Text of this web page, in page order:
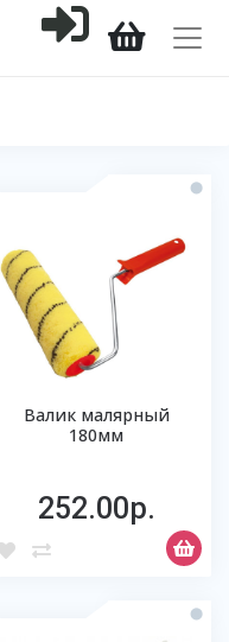
Валик малярный
180мм
252.00р.